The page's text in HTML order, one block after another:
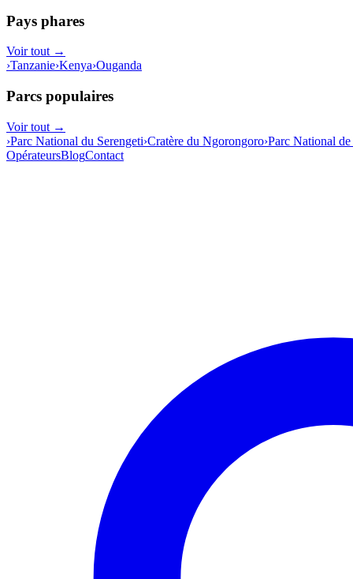
Pays phares
Voir tout →
›Tanzanie›Kenya›Ouganda
Parcs populaires
Voir tout →
›Parc National du Serengeti›Cratère du Ngorongoro›Parc National
OpérateursBlogContact